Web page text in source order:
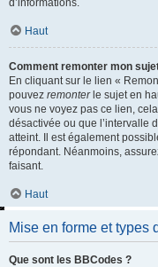
d’informations.
Haut
Comment remonter mon
En cliquant sur le lien «
pouvez remonterle sujet en
vous ne voyez pas ce lien,
désactivée ou que l’intervalle
atteint. Il est également
répondant. Néanmoins,
faisant.
Haut
Mise en forme et types
Que sont les BBCodes ?